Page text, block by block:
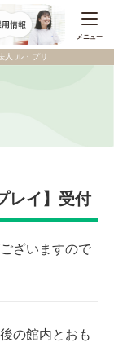
メニュー
人 ル・プリ
レイ】受付
ざいますので
の館内とおも